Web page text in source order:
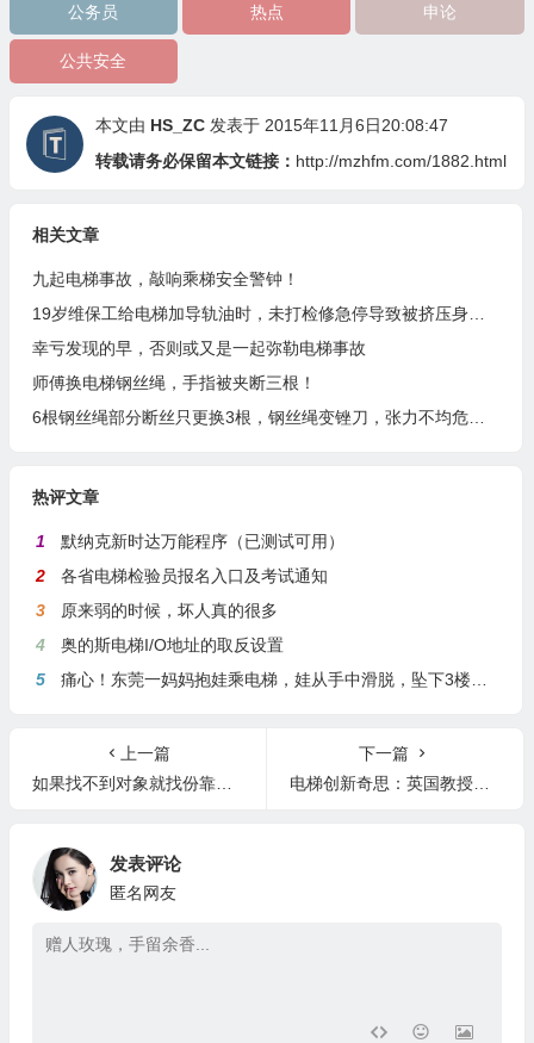
公务员 热点 申论
公共安全
本文由 HS_ZC发表于 2015年11月6日20:08:47
转载请务必保留本文链接： http://mzhfm.com/1882.html
相关文章
九起电梯事故，敲响乘梯安全警钟！
19岁维保工给电梯加导轨油时，未打检修急停导致被挤压身亡！
幸亏发现的早，否则或又是一起弥勒电梯事故
师傅换电梯钢丝绳，手指被夹断三根！
6根钢丝绳部分断丝只更换3根，钢丝绳变锉刀，张力不均危害大！
热评文章
1
默纳克新时达万能程序（已测试可用）
2
各省电梯检验员报名入口及考试通知
3
原来弱的时候，坏人真的很多
4
奥的斯电梯I/O地址的取反设置
5
痛心！东莞一妈妈抱娃乘电梯，娃从手中滑脱，坠下3楼身亡
上一篇
如果找不到对象就找份靠谱的工作吧（歌拉瑞招聘）
下一篇
电梯创新奇思：英国教授创新会拐弯的电梯
发表评论
匿名网友